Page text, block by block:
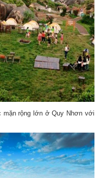
mặn rộng lớn ở Quy Nhơn với